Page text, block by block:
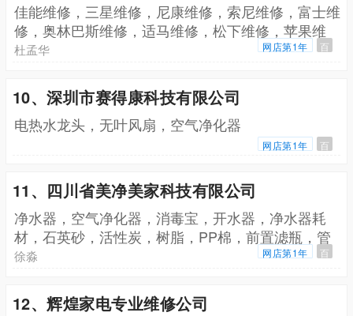
佳能维修，三星维修，尼康维修，索尼维修，富士维
修，奥林巴斯维修，适马维修，松下维修，苹果维
修，psp维修，JVC维修，宾得维修
杜孟华 网店第1年 百
10、深圳市赛得康科技有限公司
电热水龙头，无叶风扇，空气净化器
网店第1年 百
11、四川省美净美家科技有限公司
净水器，空气净化器，消毒宝，开水器，净水器耗
材，石英砂，活性炭，树脂，PP棉，前置滤瓶，管
线机
徐淼 网店第1年 百
12、辉煌家电专业维修公司